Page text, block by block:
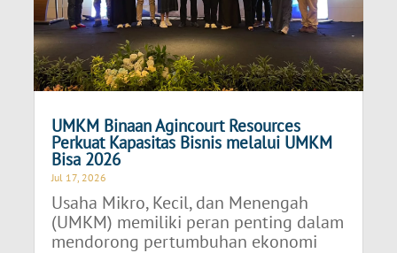
UMKM Binaan Agincourt Resources
Perkuat Kapasitas Bisnis melalui UMKM
Bisa 2026
Jul 17, 2026
Usaha Mikro, Kecil, dan Menengah
(UMKM) memiliki peran penting dalam
mendorong pertumbuhan ekonomi